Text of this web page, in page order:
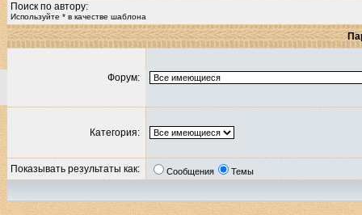
Поиск по автору:
Используйте * в качестве шаблона
Форум:
Категория:
Показывать результаты как: Сообщения Темы